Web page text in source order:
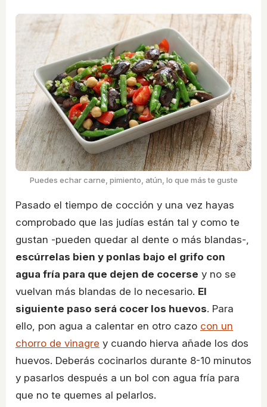
Puedes echar carne, pimiento, atún, lo que más te guste
Pasado el tiempo de cocción y una vez hayas
comprobado que las judías están tal y como te
gustan -pueden quedar al dente o más blandas-,
escúrrelas bien y ponlas bajo el grifo con
agua fría para que dejen de cocerse y no se
vuelvan más blandas de lo necesario. El
siguiente paso será cocer los huevos. Para
ello, pon agua a calentar en otro cazo con un
chorro de vinagre y cuando hierva añade los dos
huevos. Deberás cocinarlos durante 8-10 minutos
y pasarlos después a un bol con agua fría para
que no te quemes al pelarlos.